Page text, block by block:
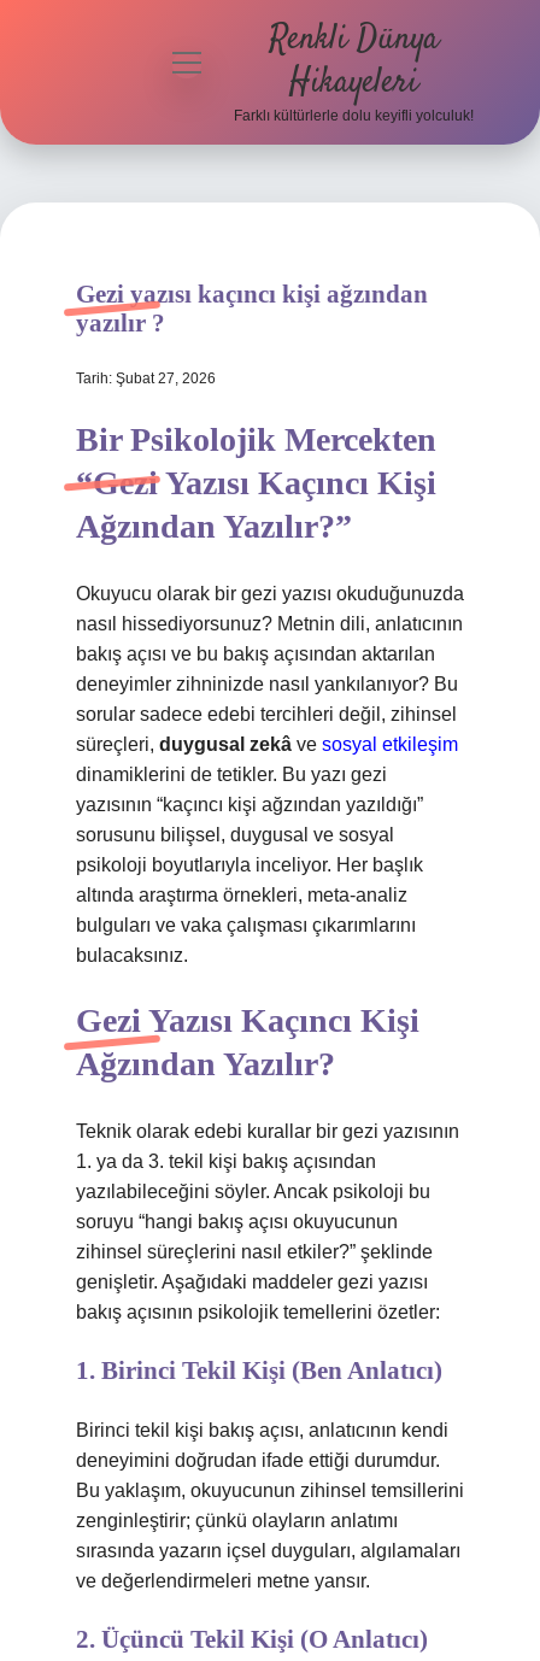
Hakkımızda
menüyü
Renkli Dünya
Hikayeleri
Farklı kültürlerle dolu keyifli yolculuk!
Gezi yazısı kaçıncı kişi ağzından
yazılır ?
Tarih: Şubat 27, 2026
Bir Psikolojik Mercekten
“Gezi Yazısı Kaçıncı Kişi
Ağzından Yazılır?”
Okuyucu olarak bir gezi yazısı okuduğunuzda
nasıl hissediyorsunuz? Metnin dili, anlatıcının
bakış açısı ve bu bakış açısından aktarılan
deneyimler zihninizde nasıl yankılanıyor? Bu
sorular sadece edebi tercihleri değil, zihinsel
süreçleri, duygusal zekâ ve sosyal etkileşim
dinamiklerini de tetikler. Bu yazı gezi
yazısının “kaçıncı kişi ağzından yazıldığı”
sorusunu bilişsel, duygusal ve sosyal
psikoloji boyutlarıyla inceliyor. Her başlık
altında araştırma örnekleri, meta-analiz
bulguları ve vaka çalışması çıkarımlarını
bulacaksınız.
Gezi Yazısı Kaçıncı Kişi
Ağzından Yazılır?
Teknik olarak edebi kurallar bir gezi yazısının
1. ya da 3. tekil kişi bakış açısından
yazılabileceğini söyler. Ancak psikoloji bu
soruyu “hangi bakış açısı okuyucunun
zihinsel süreçlerini nasıl etkiler?” şeklinde
genişletir. Aşağıdaki maddeler gezi yazısı
bakış açısının psikolojik temellerini özetler:
1. Birinci Tekil Kişi (Ben Anlatıcı)
Birinci tekil kişi bakış açısı, anlatıcının kendi
deneyimini doğrudan ifade ettiği durumdur.
Bu yaklaşım, okuyucunun zihinsel temsillerini
zenginleştirir; çünkü olayların anlatımı
sırasında yazarın içsel duyguları, algılamaları
ve değerlendirmeleri metne yansır.
2. Üçüncü Tekil Kişi (O Anlatıcı)